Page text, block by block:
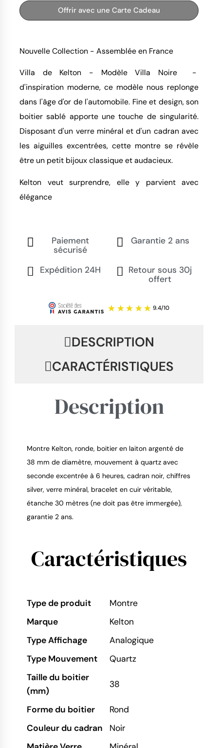
Offrir avec une Carte Cadeau
Nouvelle Collection - Assemblée en France
Villa de Kelton - Modèle Villa Noire -
d'inspiration moderne, ce modèle nous replonge
dans l'âge d'or de l'automobile. Fine et design, son
boitier sablé apporte une touche de singularité.
Disposant d'un verre minéral et d'un cadran avec
les aiguilles excentrées, cette montre se révèle
être un petit bijoux classique et audacieux.
Kelton veut surprendre, elle y parvient avec
élégance
Paiement
sécurisé
Garantie 2 ans
Expédition 24H
Retour sous 30j
offert
DESCRIPTION
CARACTÉRISTIQUES
Description
Montre Kelton, ronde, boitier en laiton argenté de
38 mm de diamètre, mouvement à quartz avec
seconde excentrée à 6 heures, cadran noir, chiffres
silver, verre minéral, bracelet en cuir véritable,
étanche 30 mètres (ne doit pas être immergée),
garantie 2 ans.
Caractéristiques
Type de produit
Montre
Marque
Kelton
Type Affichage
Analogique
Type Mouvement
Quartz
Taille du boitier
(mm)
38
Forme du boitier
Rond
Couleur du cadran
Noir